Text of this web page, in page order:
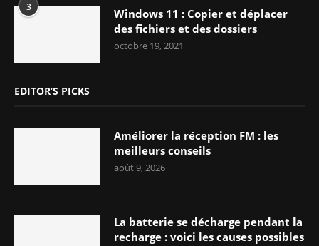
3
Windows 11 : Copier et déplacer
des fichiers et des dossiers
octobre 19, 2021
EDITOR’S PICKS
Améliorer la réception FM : les
meilleurs conseils
août 9, 2026
La batterie se décharge pendant la
recharge : voici les causes possibles